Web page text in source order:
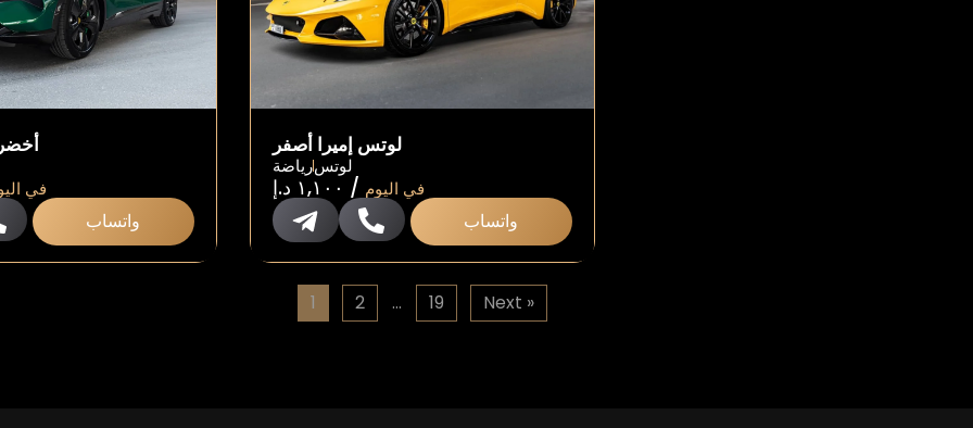
لوتس إليتر R أخضر
في
واتساب
لوتس إميرا أصفر
رياضةلوتس
١,١٠٠ د.إ / في اليوم
واتساب
1 2 … 19 Next »